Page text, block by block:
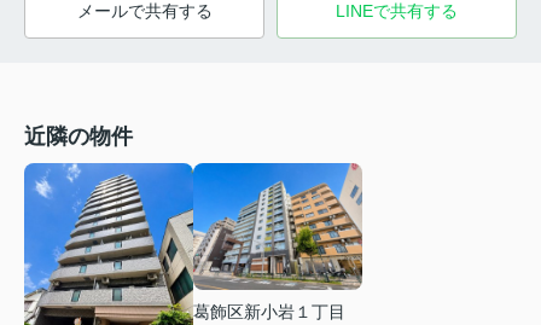
メールで共有する LINEで共有する
近隣の物件
葛飾区新小岩１丁目